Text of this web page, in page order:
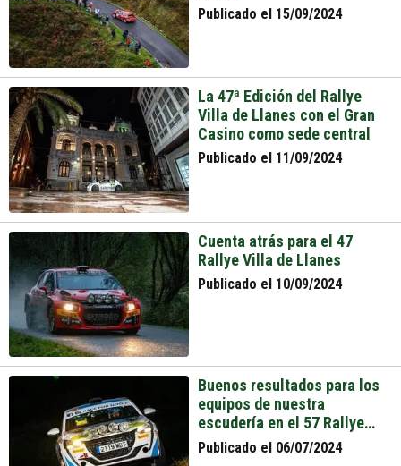
Publicado el 15/09/2024
La 47ª Edición del Rallye
Villa de Llanes con el Gran
Casino como sede central
Publicado el 11/09/2024
Cuenta atrás para el 47
Rallye Villa de Llanes
Publicado el 10/09/2024
Buenos resultados para los
equipos de nuestra
escudería en el 57 Rallye
Rías Baixas Recalvi
Publicado el 06/07/2024